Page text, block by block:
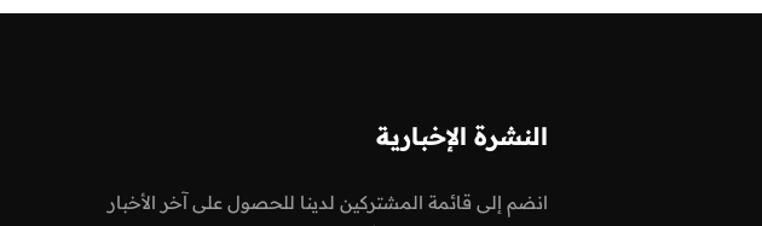
النشرة الإخبارية
انضم إلى قائمة المشتركين لدينا للحصول على آخر الأخبار